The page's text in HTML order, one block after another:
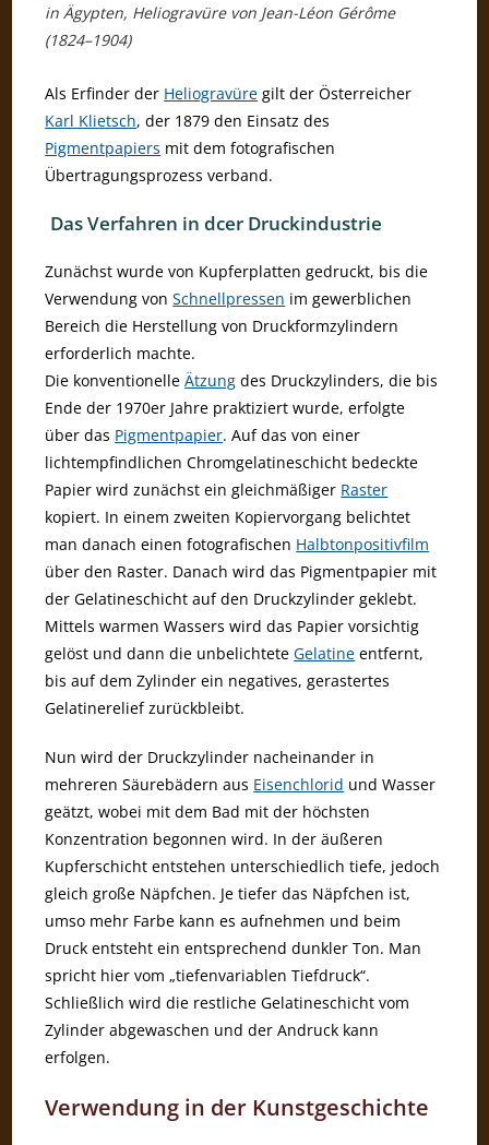
in Ägypten, Heliogravüre von Jean-Léon Gérôme
(1824–1904)
Als Erfinder der Heliogravüre gilt der Österreicher
Karl Klietsch, der 1879 den Einsatz des
Pigmentpapiers mit dem fotografischen
Übertragungsprozess verband.
Das Verfahren in dcer Druckindustrie
Zunächst wurde von Kupferplatten gedruckt, bis die
Verwendung vonSchnellpressen im gewerblichen
Bereich die Herstellung von Druckformzylindern
erforderlich machte.
Die konventionelleÄtzung des Druckzylinders, die bis
Ende der 1970er Jahre praktiziert wurde, erfolgte
über das Pigmentpapier. Auf das von einer
lichtempfindlichen Chromgelatineschicht bedeckte
Papier wird zunächst ein gleichmäßiger Raster
kopiert. In einem zweiten Kopiervorgang belichtet
man danach einen fotografischen Halbtonpositivfilm
über den Raster. Danach wird das Pigmentpapier mit
der Gelatineschicht auf den Druckzylinder geklebt.
Mittels warmen Wassers wird das Papier vorsichtig
gelöst und dann die unbelichteteGelatine entfernt,
bis auf dem Zylinder ein negatives, gerastertes
Gelatinerelief zurückbleibt.
Nun wird der Druckzylinder nacheinander in
mehreren Säurebädern aus Eisenchlorid und Wasser
geätzt, wobei mit dem Bad mit der höchsten
Konzentration begonnen wird. In der äußeren
Kupferschicht entstehen unterschiedlich tiefe, jedoch
gleich große Näpfchen. Je tiefer das Näpfchen ist,
umso mehr Farbe kann es aufnehmen und beim
Druck entsteht ein entsprechend dunkler Ton. Man
spricht hier vom „tiefenvariablen Tiefdruck“.
Schließlich wird die restliche Gelatineschicht vom
Zylinder abgewaschen und der Andruck kann
erfolgen.
Verwendung in der Kunstgeschichte